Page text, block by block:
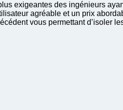
exigeantes des ingénieurs
agréable et un prix
vous permettant d’isoler